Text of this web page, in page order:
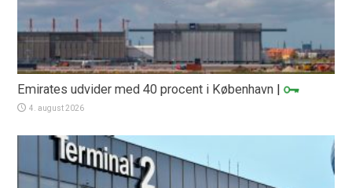
Emirates udvider med 40 procent i København |
4. august 2026